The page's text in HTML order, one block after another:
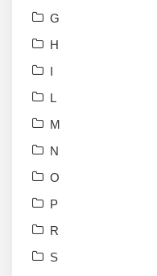
G
H
I
L
M
N
O
P
R
S